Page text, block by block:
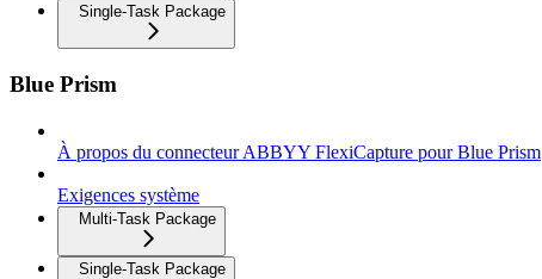
Single-Task Package
Blue Prism
À propos du connecteur ABBYY FlexiCapture pour Blue Prism
Exigences système
Multi-Task Package
Single-Task Package